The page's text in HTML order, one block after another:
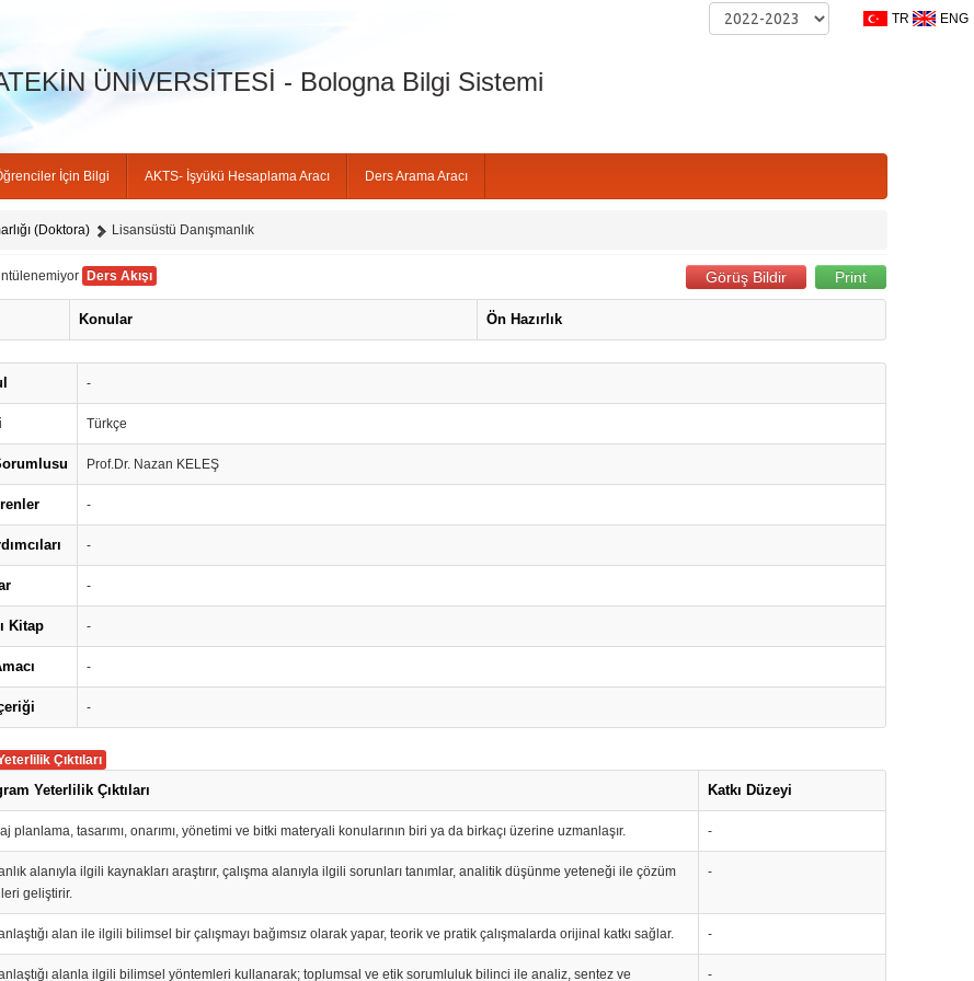
TR ENG
ÜNİVERSİTESİ - Bologna Bilgi Sistemi
İçin Bilgi AKTS- İşyükü Hesaplama Aracı Ders Arama Aracı
(Doktora) Lisansüstü Danışmanlık
Görüş Bildir Print
Ders Akışı
Konular Ön Hazırlık
-
Türkçe
Prof.Dr. Nazan KELEŞ
-
-
-
Kitap -
-
-
Çıktıları
Yeterlilik Çıktıları Katkı Düzeyi
planlama, tasarımı, onarımı, yönetimi ve bitki materyali konularının biri ya da birkaçı üzerine uzmanlaşır. -
alanıyla ilgili kaynakları araştırır, çalışma alanıyla ilgili sorunları tanımlar, analitik düşünme yeteneği ile çözüm
geliştirir.
-
alan ile ilgili bilimsel bir çalışmayı bağımsız olarak yapar, teorik ve pratik çalışmalarda orijinal katkı sağlar. -
alanla ilgili bilimsel yöntemleri kullanarak; toplumsal ve etik sorumluluk bilinci ile analiz, sentez ve -